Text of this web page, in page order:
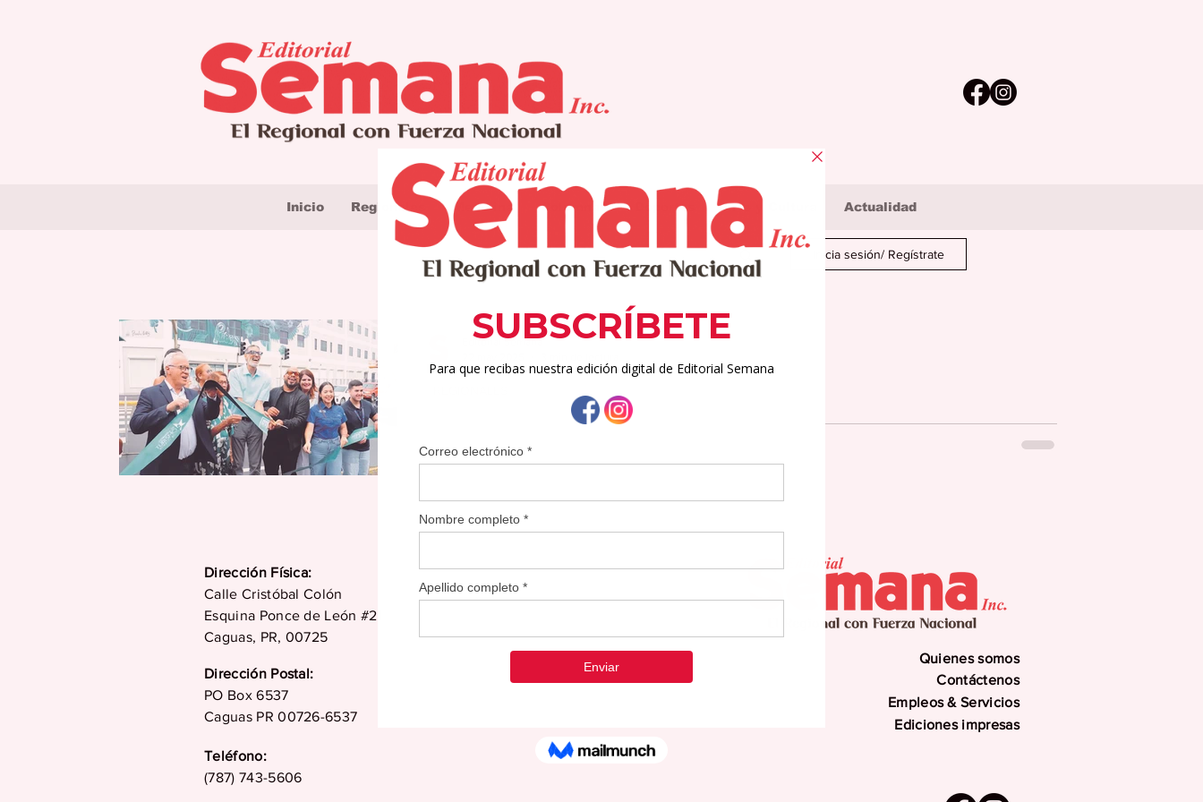
Inicio Regionales Medicina Columnas Deportes Arte y Cultura Actualidad
Inicia sesión/ Regístrate
Inauguran oficialmente el monumental mural de Piculín en Cayey
Participan en el corte de cinta el alcalde Rolando Ortiz Velázquez, el deportista José “Piculín” Ortiz, el artista
David Zayas, la representante Gretchen Hau y la directora de Turismo, Willianette Robles Cancel. Redacción
Compañía de Turismo de Puerto Rico (CTPR) inauguró oficialmente en en el edificio Plaza Empresarial Municipal
de Cayey, el mural “Victoria” en homenaje a
Editorial Semana
Dirección Física:
Calle Cristóbal Colón
Esquina Ponce de León #21
Caguas, PR, 00725
Dirección Postal:
PO Box 6537
Caguas PR 00726-6537
Teléfono:
(787) 743-5606
Quienes somos
Contáctenos
Empleos & Servicios
Ediciones impresas